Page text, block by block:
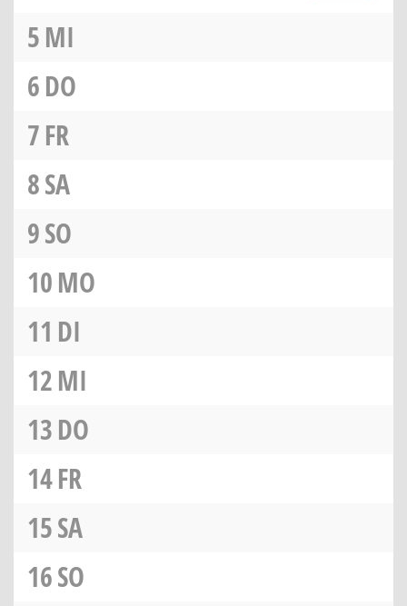
5MI
6DO
7FR
8SA
9SO
10MO
11 DI
12MI
13DO
14FR
15SA
16SO